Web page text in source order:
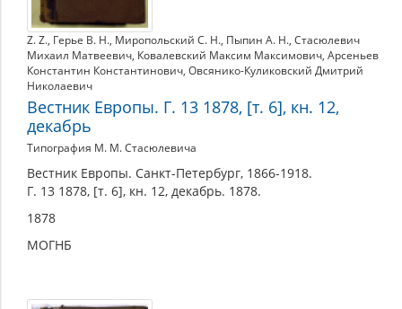
Z. Z., Герье В. Н., Миропольский С. Н., Пыпин А. Н., Стасюлевич
Михаил Матвеевич, Ковалевский Максим Максимович, Арсеньев
Константин Константинович, Овсянико-Куликовский Дмитрий
Николаевич
Вестник Европы. Г. 13 1878, [т. 6], кн. 12,
декабрь
Типография М. М. Стасюлевича
Вестник Европы. Санкт-Петербург, 1866-1918.
Г. 13 1878, [т. 6], кн. 12, декабрь. 1878.
1878
МОГНБ